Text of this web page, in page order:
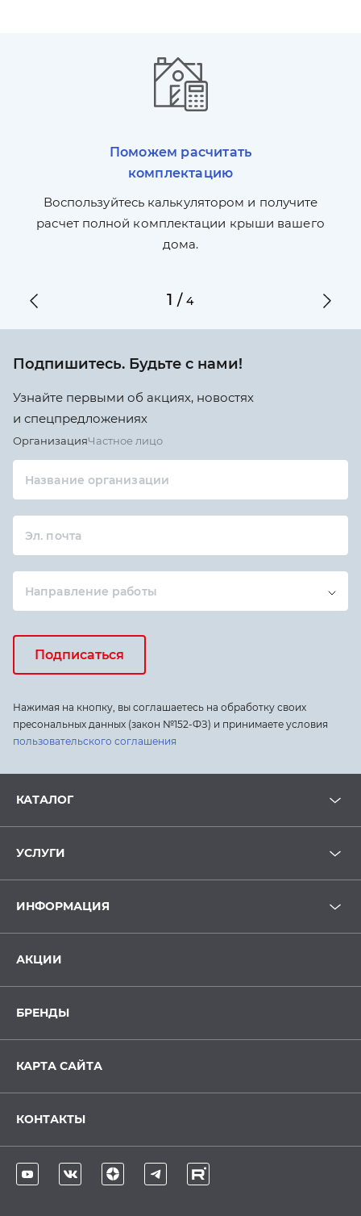
Поможем расчитать
комплектацию
Воспользуйтесь калькулятором и получите
расчет полной комплектации крыши вашего
дома.
1 /4
Подпишитесь. Будьте с нами!
Узнайте первыми об акциях, новостях
и спецпредложениях
ОрганизацияЧастное лицо
Название организации
Эл. почта
Направление работы
Подписаться
Нажимая на кнопку, вы соглашаетесь на обработку своих
пресональных данных (закон №152-ФЗ) и принимаете условия
пользовательского соглашения
КАТАЛОГ
УСЛУГИ
ИНФОРМАЦИЯ
АКЦИИ
БРЕНДЫ
КАРТА САЙТА
КОНТАКТЫ